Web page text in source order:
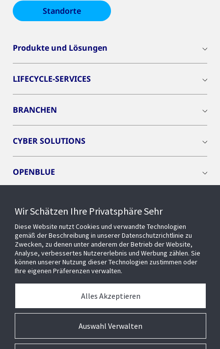
Standorte
Produkte und Lösungen
LIFECYCLE-SERVICES
BRANCHEN
CYBER SOLUTIONS
OPENBLUE
EVENTS
Über uns
Wir Schätzen Ihre Privatsphäre Sehr
Diese Website nutzt Cookies und verwandte Technologien
gemäß der Beschreibung in unserer Datenschutzrichtlinie zu
Zwecken, zu denen unter anderem der Betrieb der Website,
Analyse, verbessertes Nutzererlebnis und Werbung zählen. Sie
können unserer Nutzung dieser Technologien zustimmen oder
Ihre eigenen Präferenzen verwalten.
Auswahl Verwalten
Alles Akzeptieren